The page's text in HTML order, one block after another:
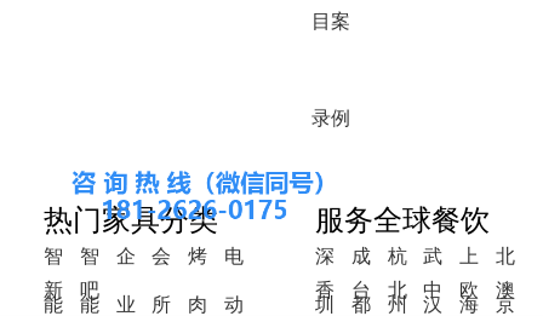
目
录
案
例
热门家具分类
智
能
智
能
企
业
会
所
烤
肉
电
动
新 吧
服务全球餐饮
深
圳
成
都
杭
州
武
汉
上
海
北
京
香 台 北 中 欧 澳